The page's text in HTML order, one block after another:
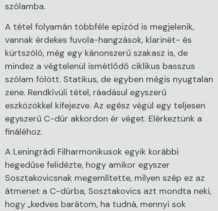
szólamba.
A tétel folyamán többféle epizód is megjelenik,
vannak érdekes fuvola-hangzások, klarinét- és
kürtszóló, még egy kánonszerű szakasz is, de
mindez a végtelenül ismétlődő ciklikus basszus
szólam fölött. Statikus, de egyben mégis nyugtalan
zene. Rendkívüli tétel, ráadásul egyszerű
eszközökkel kifejezve. Az egész végül egy teljesen
egyszerű C-dúr akkordon ér véget. Elérkeztünk a
fináléhoz.
A Leningrádi Filharmonikusok egyik korábbi
hegedűse felidézte, hogy amikor egyszer
Sosztakovicsnak megemlítette, milyen szép ez az
átmenet a C-dúrba, Sosztakovics azt mondta neki,
hogy „kedves barátom, ha tudná, mennyi sok